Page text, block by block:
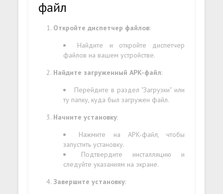
файл
Откройте диспетчер файлов:
Найдите и откройте диспетчер
файлов на вашем устройстве.
Найдите загруженный APK-файл:
Перейдите в раздел "Загрузки" или
ту папку, куда был загружен файл.
Начните установку:
Нажмите на APK-файл, чтобы
запустить установку.
Подтвердите инсталляцию и
следуйте указаниям на экране.
Завершите установку: